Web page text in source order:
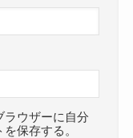
ラウザーに自分
保存する。